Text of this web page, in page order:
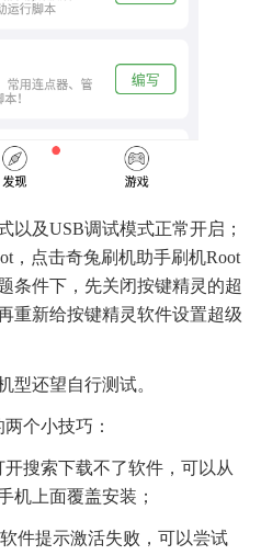
以及USB调试模式正常开启；
，点击奇兔刷机助手刷机Root
条件下，先关闭按键精灵的超
重新给按键精灵软件设置超级
型还望自行测试。
个小技巧：
搜索下载不了软件，可以从
机上面覆盖安装；
件提示激活失败，可以尝试